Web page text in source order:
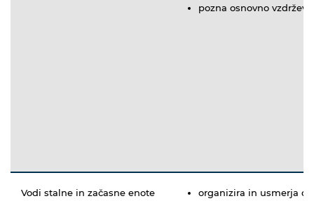
pozna osnovno
Vodi stalne in začasne enote
organizira in usmerja